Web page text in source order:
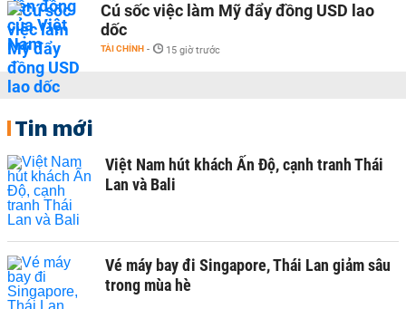
Cú sốc việc làm Mỹ đẩy đồng USD lao
dốc
TÀI CHÍNH - 15 giờ trước
Tin mới
Việt Nam hút khách Ấn Độ, cạnh tranh Thái
Lan và Bali
Vé máy bay đi Singapore, Thái Lan giảm sâu
trong mùa hè